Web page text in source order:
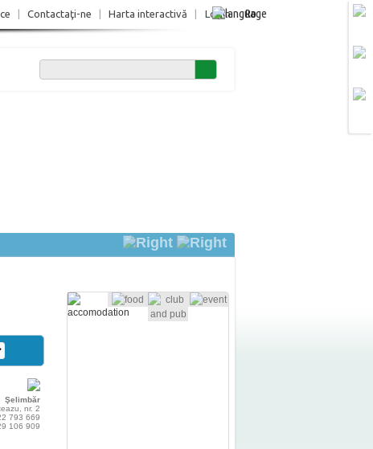
Login Ro
Contactaţi-ne Harta interactivă
Şelimbăr
nr. 2
793 669
106 909